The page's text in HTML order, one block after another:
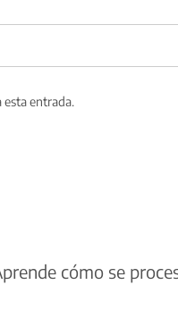
esta entrada.
cómo se